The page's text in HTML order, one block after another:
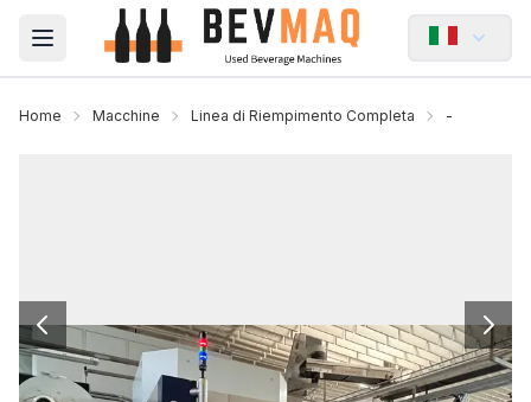
Open main menu
Home Macchine Linea di Riempimento Completa -